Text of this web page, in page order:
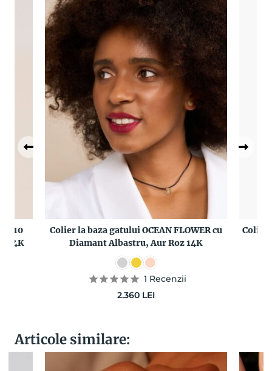
10
14K
Colier la baza gatului OCEAN FLOWER cu
Diamant Albastru, Aur Roz 14K
1 Recenzii
2.360 LEI
Colier
Articole similare: